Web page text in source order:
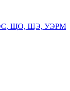
ШЭС, ЩО, ЩЭ, УЭРМ